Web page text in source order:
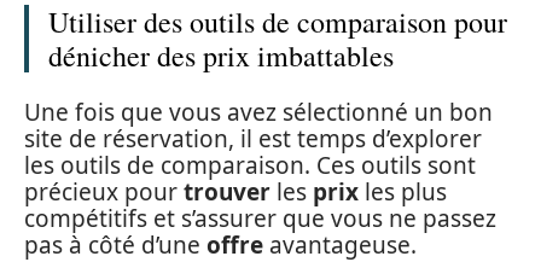
Utiliser des outils de comparaison pour
dénicher des prix imbattables
Une fois que vous avez sélectionné un bon
site de réservation, il est temps d’explorer
les outils de comparaison. Ces outils sont
précieux pourtrouver les prix les plus
compétitifs et s’assurer que vous ne passez
pas à côté d’une offre avantageuse.